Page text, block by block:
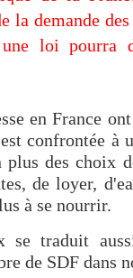
la demande
une loi pourra
en France
confrontée
plus des choix
de loyer,
à se nourrir.
se traduit
de SDF dans